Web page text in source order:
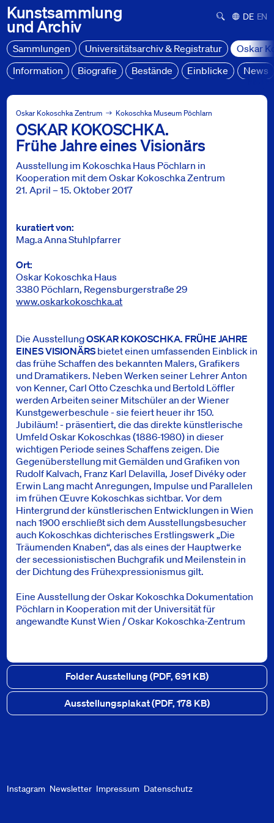
Kunstsammlung
undArchiv
Deutsch
Sammlungen Universitätsarchiv & Registratur
Oskar
Information
Biografie Bestände Einblicke
News
Ausstellungen & Projekte
OSKAR KOKOSCHKA. Frühe Jahre eines Visionärs
Oskar Kokoschka Zentrum Kokoschka Museum Pöchlarn
OSKAR KOKOSCHKA.
Frühe Jahre eines Visionärs
Ausstellung im Kokoschka Haus Pöchlarn in
Kooperation mit dem Oskar Kokoschka Zentrum
21. April – 15. Oktober 2017
Info
kuratiert von
Mag.a Anna Stuhlpfarrer
Ort
Oskar Kokoschka Haus
3380 Pöchlarn, Regensburgerstraße 29
www.oskarkokoschka.at
Die AusstellungOSKAR KOKOSCHKA. FRÜHE JAHRE
EINES VISIONÄRS bietet einen umfassenden Einblick in
das frühe Schaffen des bekannten Malers, Grafikers
und Dramatikers. Neben Werken seiner Lehrer Anton
von Kenner, Carl Otto Czeschka und Bertold Löffler
werden Arbeiten seiner Mitschüler an der Wiener
Kunstgewerbeschule - sie feiert heuer ihr 150.
Jubiläum! - präsentiert, die das direkte künstlerische
Umfeld Oskar Kokoschkas (1886-1980) in dieser
wichtigen Periode seines Schaffens zeigen. Die
Gegenüberstellung mit Gemälden und Grafiken von
Rudolf Kalvach, Franz Karl Delavilla, Josef Divéky oder
Erwin Lang macht Anregungen, Impulse und Parallelen
im frühen Œuvre Kokoschkas sichtbar. Vor dem
Hintergrund der künstlerischen Entwicklungen in Wien
nach 1900 erschließt sich dem Ausstellungsbesucher
auch Kokoschkas dichterisches Erstlingswerk „Die
Träumenden Knaben“, das als eines der Hauptwerke
der secessionistischen Buchgrafik und Meilenstein in
der Dichtung des Frühexpressionismus gilt.
Eine Ausstellung der Oskar Kokoschka Dokumentation
Pöchlarn in Kooperation mit der Universität für
angewandte Kunst Wien / Oskar Kokoschka-Zentrum
Downloads Folder Ausstellung (PDF, 691 KB)
Ausstellungsplakat(PDF, 178 KB)
Instagram Newsletter Impressum Datenschutz